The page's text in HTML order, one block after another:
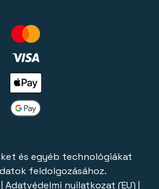
és egyéb technológiákat
feldolgozásához.
| Adatvédelmi nyilatkozat (EU) |